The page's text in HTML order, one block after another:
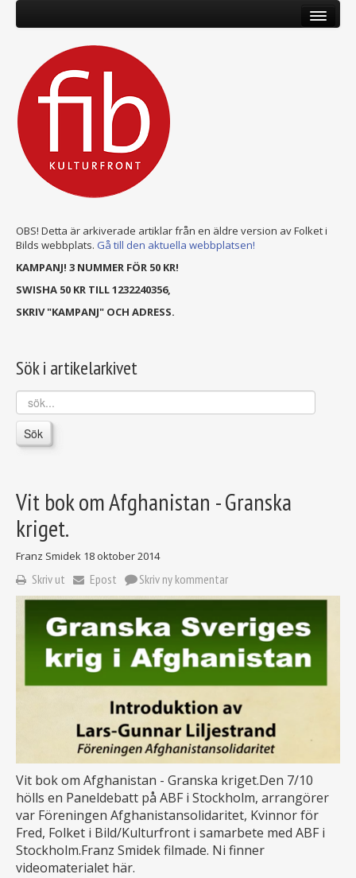
OBS! Detta är arkiverade artiklar från en äldre version av Folket i
Bilds webbplats. Gå till den aktuella webbplatsen!
KAMPANJ! 3 NUMMER FÖR 50 KR!
SWISHA 50 KR TILL 1232240356,
SKRIV "KAMPANJ" OCH ADRESS.
Sök i artikelarkivet
sök...
Sök
Vit bok om Afghanistan - Granska
kriget.
Franz Smidek 18 oktober 2014
Skriv ut Epost Skriv ny kommentar
Vit bok om Afghanistan - Granska kriget.Den 7/10
hölls en Paneldebatt på ABF i Stockholm, arrangörer
var Föreningen Afghanistansolidaritet, Kvinnor för
Fred, Folket i Bild/Kulturfront i samarbete med ABF i
Stockholm.Franz Smidek filmade. Ni finner
videomaterialet här.